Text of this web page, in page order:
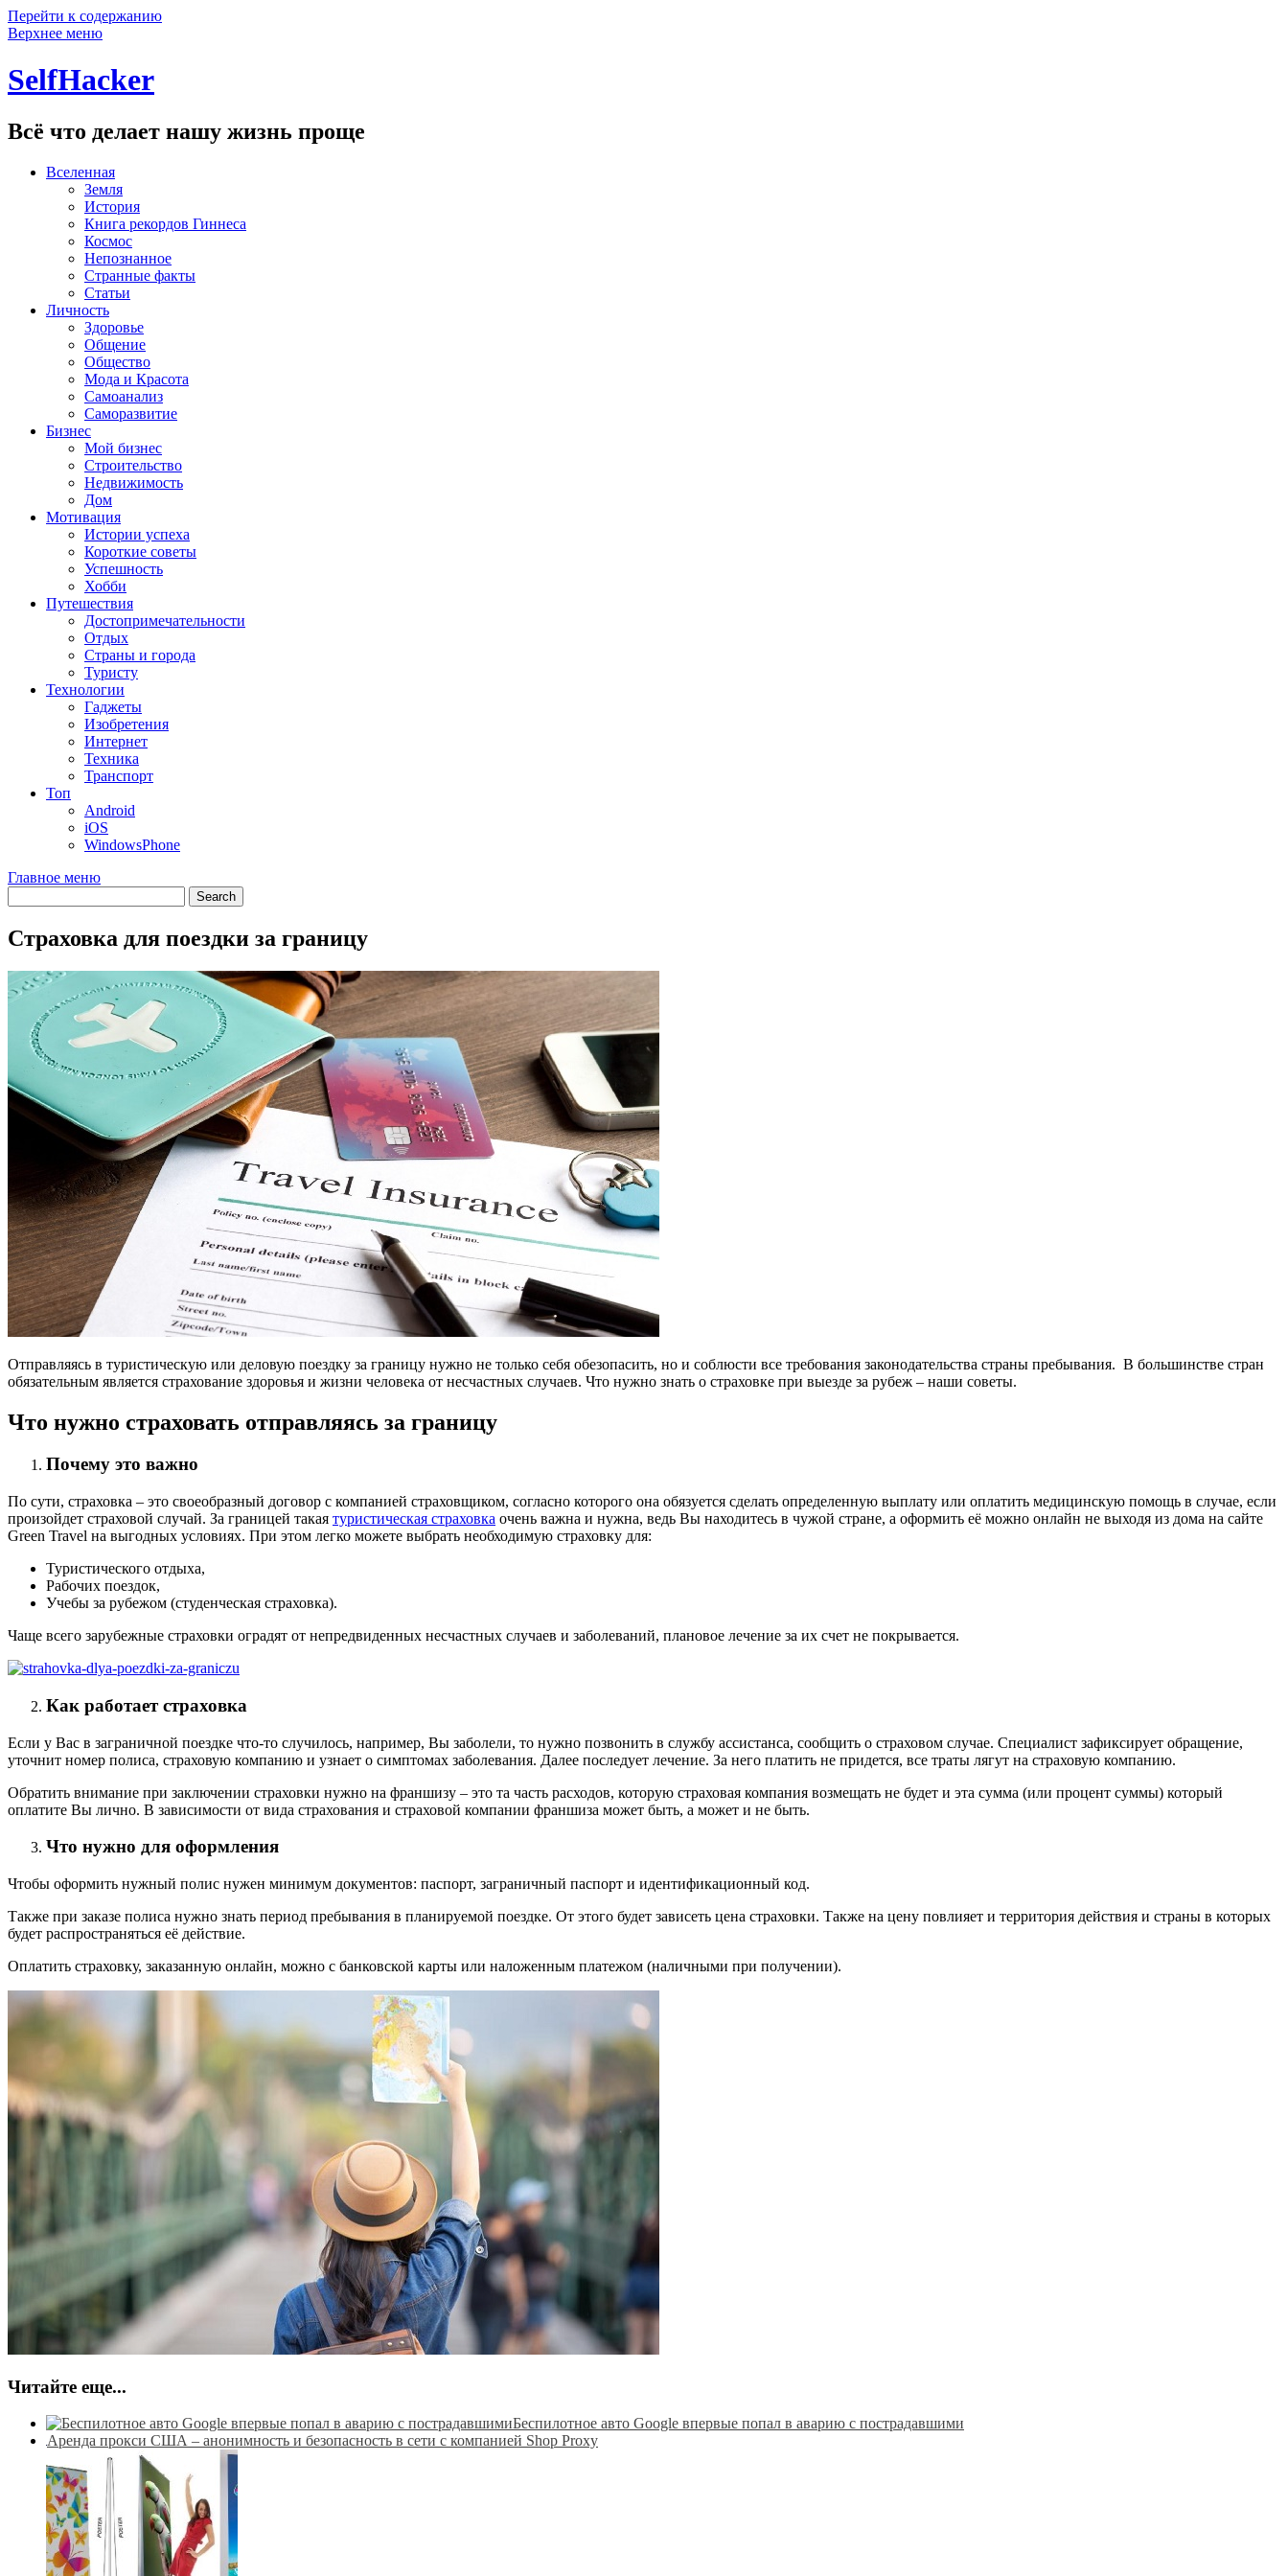
Перейти к содержанию
Верхнее меню
SelfHacker
Всё что делает нашу жизнь проще
Вселенная
Земля
История
Книга рекордов Гиннеса
Космос
Непознанное
Странные факты
Статьи
Личность
Здоровье
Общение
Общество
Мода и Красота
Самоанализ
Саморазвитие
Бизнес
Мой бизнес
Строительство
Недвижимость
Дом
Мотивация
Истории успеха
Короткие советы
Успешность
Хобби
Путешествия
Достопримечательности
Отдых
Страны и города
Туристу
Технологии
Гаджеты
Изобретения
Интернет
Техника
Транспорт
Топ
Android
iOS
WindowsPhone
Главное меню
Страховка для поездки за границу
Отправляясь в туристическую или деловую поездку за границу нужно не только себя обезопасить, но и соблюсти все требования законодательства страны пребывания. В большинстве стран
обязательным является страхование здоровья и жизни человека от несчастных случаев. Что нужно знать о страховке при выезде за рубеж – наши советы.
Что нужно страховать отправляясь за границу
Почему это важно
По сути, страховка – это своеобразный договор с компанией страховщиком, согласно которого она обязуется сделать определенную выплату или оплатить медицинскую помощь в случае, если
произойдет страховой случай. За границей такая туристическая страховка очень важна и нужна, ведь Вы находитесь в чужой стране, а оформить её можно онлайн не выходя из дома на сайте
Green Travel на выгодных условиях. При этом легко можете выбрать необходимую страховку для:
Туристического отдыха,
Рабочих поездок,
Учебы за рубежом (студенческая страховка).
Чаще всего зарубежные страховки оградят от непредвиденных несчастных случаев и заболеваний, плановое лечение за их счет не покрывается.
Как работает страховка
Если у Вас в заграничной поездке что-то случилось, например, Вы заболели, то нужно позвонить в службу ассистанса, сообщить о страховом случае. Специалист зафиксирует обращение,
уточнит номер полиса, страховую компанию и узнает о симптомах заболевания. Далее последует лечение. За него платить не придется, все траты лягут на страховую компанию.
Обратить внимание при заключении страховки нужно на франшизу – это та часть расходов, которую страховая компания возмещать не будет и эта сумма (или процент суммы) который
оплатите Вы лично. В зависимости от вида страхования и страховой компании франшиза может быть, а может и не быть.
Что нужно для оформления
Чтобы оформить нужный полис нужен минимум документов: паспорт, заграничный паспорт и идентификационный код.
Также при заказе полиса нужно знать период пребывания в планируемой поездке. От этого будет зависеть цена страховки. Также на цену повлияет и территория действия и страны в которых
будет распространяться её действие.
Оплатить страховку, заказанную онлайн, можно с банковской карты или наложенным платежом (наличными при получении).
Читайте еще...
Беспилотное авто Google впервые попал в аварию с пострадавшими
Аренда прокси США – анонимность и безопасность в сети с компанией Shop Proxy